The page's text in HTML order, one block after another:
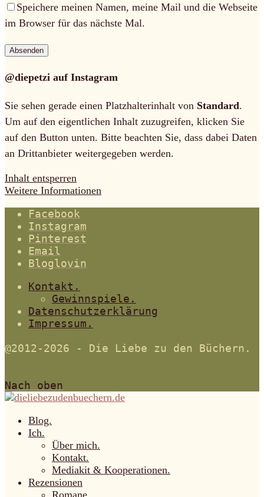
Speichere meinen Namen, meine Mail und die Webseite
im Browser für das nächste Mal.
@diepetzi auf Instagram
Sie sehen gerade einen Platzhalterinhalt von Standard.
Um auf den eigentlichen Inhalt zuzugreifen, klicken Sie
auf den Button unten. Bitte beachten Sie, dass dabei Daten
an Drittanbieter weitergegeben werden.
Inhalt entsperren
Weitere Informationen
Facebook
Instagram
Pinterest
Email
Bloglovin
Kontakt.
Gewinnspiele.
Datenschutzerklärung
Impressum.
@2012-2026 - Die Liebe zu den Büchern.
Nach oben
Blog.
Ich.
Über mich.
Kontakt.
Mediakit & Kooperationen.
Rezensionen